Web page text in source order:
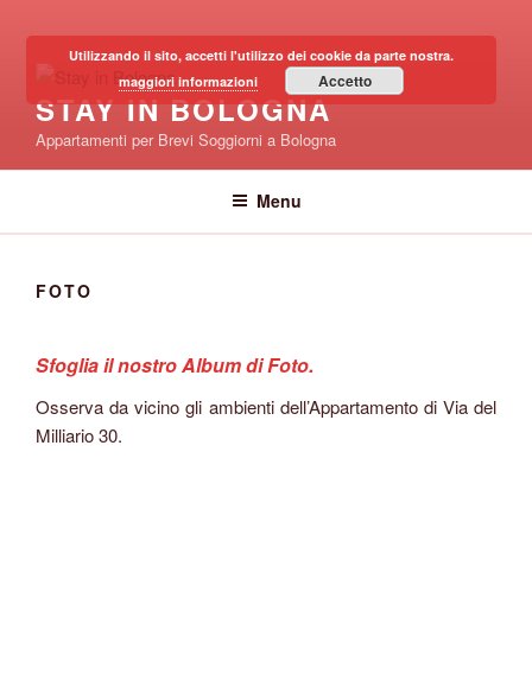
contenuto
STAY IN BOLOGNA
Appartamenti per Brevi Soggiorni a Bologna
Menu
FOTO
Sfoglia il nostro Album di Foto.
Osserva da vicino gli ambienti dell’Appartamento di Via del
Milliario 30.
Utilizzando il sito, accetti l'utilizzo dei cookie da parte nostra.
maggiori informazioni
Accetto